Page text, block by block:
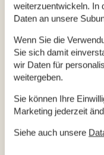
Die Landschaft hier
Meer, Strand, Wald,
Stadt Grønhøj ist eine
alles sehr entspannt
den größeren Städten
vorwiegend Touristen
weit weg vom
Egal zu welcher
ist immer ein idealer
weiterzuentwickeln. In
Daten an unsere
Wenn Sie die
Sie sich damit
wir Daten für
weitergeben.
Sie können Ihre
Marketing jederzeit
Siehe auch unsere